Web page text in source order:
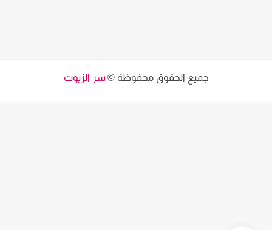
جميع الحقوق محفوظة © سر الزيوت